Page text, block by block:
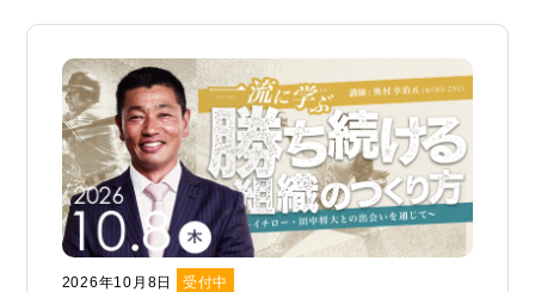
2026年10月8日 受付中